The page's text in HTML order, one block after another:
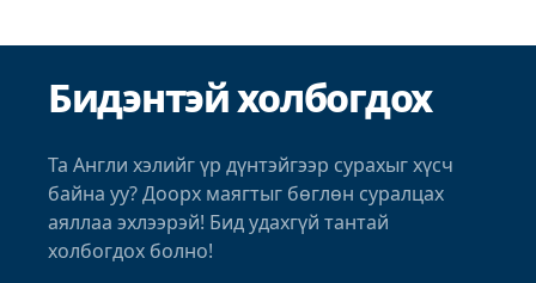
Бидэнтэй холбогдох
Та Англи хэлийг үр дүнтэйгээр сурахыг хүсч
байна уу? Доорх маягтыг бөглөн суралцах
аяллаа эхлээрэй! Бид удахгүй тантай
холбогдох болно!